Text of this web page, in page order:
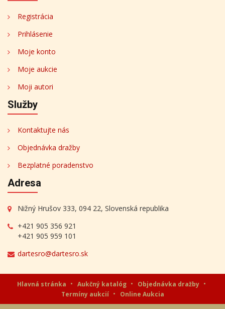
Registrácia
Prihlásenie
Moje konto
Moje aukcie
Moji autori
Služby
Kontaktujte nás
Objednávka dražby
Bezplatné poradenstvo
Adresa
Nižný Hrušov 333, 094 22, Slovenská republika
+421 905 356 921
+421 905 959 101
dartesro@dartesro.sk
Hlavná stránka Aukčný katalóg
Objednávka dražby
Termíny aukcií
Online Aukcia